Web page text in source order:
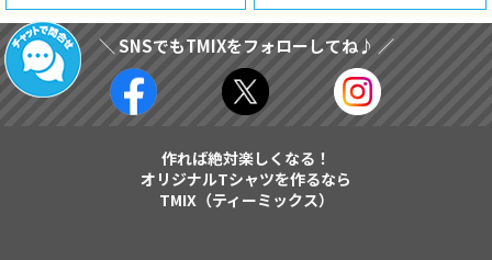
＼ SNSでもTMIXをフォローしてね♪ ／
作れば絶対楽しくなる！
オリジナルTシャツを作るなら
TMIX（ティーミックス）